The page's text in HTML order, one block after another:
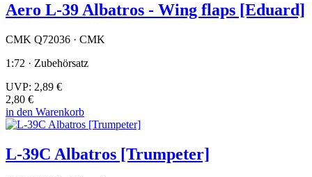
Aero L-39 Albatros - Wing flaps [Eduard]
CMK Q72036 · CMK
1:72 · Zubehörsatz
UVP: 2,89 €
2,80 €
in den Warenkorb
L-39C Albatros [Trumpeter]